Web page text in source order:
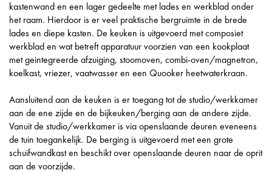
kastenwand en een lager gedeelte met lades en werkblad onder
het raam. Hierdoor is er veel praktische bergruimte in de brede
lades en diepe kasten. De keuken is uitgevoerd met composiet
werkblad en wat betreft apparatuur voorzien van een kookplaat
met geintegreerde afzuiging, stoomoven, combi-oven/magnetron,
koelkast, vriezer, vaatwasser en een Quooker heetwaterkraan.
Aansluitend aan de keuken is er toegang tot de studio/werkkamer
aan de ene zijde en de bijkeuken/berging aan de andere zijde.
Vanuit de studio/werkkamer is via openslaande deuren eveneens
de tuin toegankelijk. De berging is uitgevoerd met een grote
schuifwandkast en beschikt over openslaande deuren naar de oprit
aan de voorzijde.